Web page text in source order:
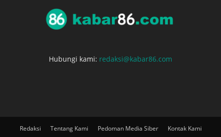
Hubungi kami: redaksi@kabar86.com
Redaksi Tentang Kami Pedoman Media Siber Kontak Kami